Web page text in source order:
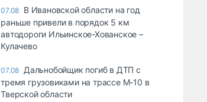
07.08 В Ивановской области на год
раньше привели в порядок 5 км
автодороги Ильинское-Хованское –
Кулачево
07.08 Дальнобойщик погиб в ДТП с
тремя грузовиками на трассе М-10 в
Тверской области